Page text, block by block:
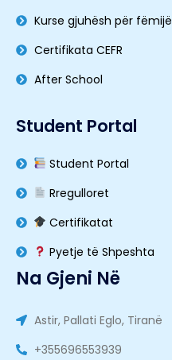
Kurse gjuhësh për fëmijë
Certifikata CEFR
After School
Student Portal
Student Portal
Rregulloret
Certifikatat
Pyetje të Shpeshta
Na Gjeni Në
Astir, Pallati Eglo, Tiranë
+355696553939